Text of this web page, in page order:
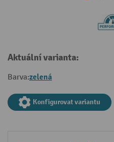
Aktuální varianta:
Barva:zelená
Konfigurovat variantu